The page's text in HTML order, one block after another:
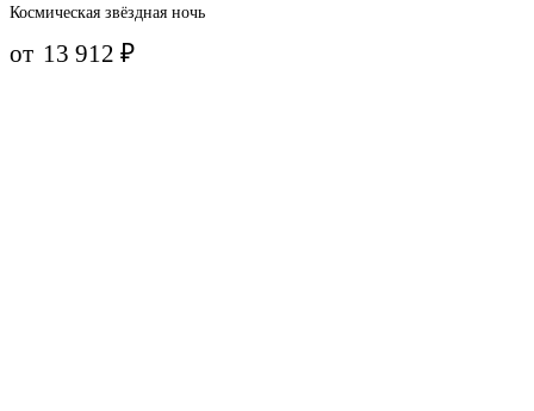
Космическая звёздная ночь
от 13 912₽